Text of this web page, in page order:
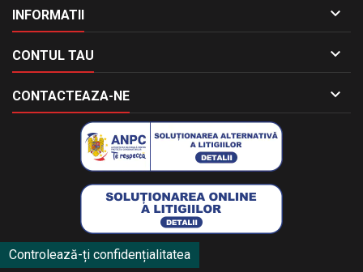
INFORMATII 
CONTUL TAU 
CONTACTEAZA-NE 
Controlează-ți confidențialitatea